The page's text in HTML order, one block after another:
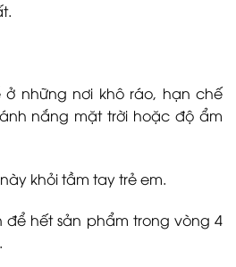
những nơi khô ráo, hạn chế
nắng mặt trời hoặc độ ẩm
khỏi tầm tay trẻ em.
hết sản phẩm trong vòng 4